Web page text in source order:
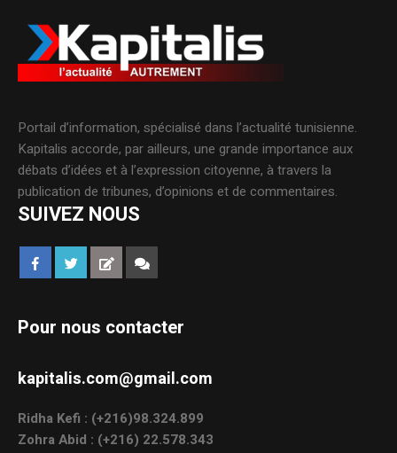
Portail d’information, spécialisé dans l’actualité tunisienne.
Kapitalis accorde, par ailleurs, une grande importance aux
débats d’idées et à l’expression citoyenne, à travers la
publication de tribunes, d’opinions et de commentaires.
SUIVEZ NOUS
Pour nous contacter
kapitalis.com@gmail.com
Ridha Kefi : (+216)98.324.899
Zohra Abid : (+216) 22.578.343